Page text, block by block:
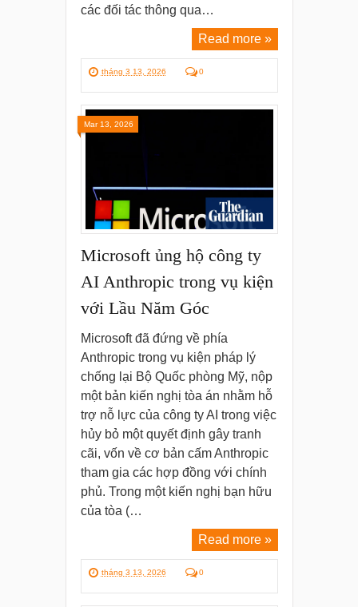
các đối tác thông qua…
Read more »
tháng 3 13, 2026 0
Microsoft ủng hộ công ty
AI Anthropic trong vụ kiện
với Lầu Năm Góc
Microsoft đã đứng về phía
Anthropic trong vụ kiện pháp lý
chống lại Bộ Quốc phòng Mỹ, nộp
một bản kiến nghị tòa án nhằm hỗ
trợ nỗ lực của công ty AI trong việc
hủy bỏ một quyết định gây tranh
cãi, vốn về cơ bản cấm Anthropic
tham gia các hợp đồng với chính
phủ. Trong một kiến nghị bạn hữu
của tòa (…
Read more »
tháng 3 13, 2026 0
Mar 13, 2026